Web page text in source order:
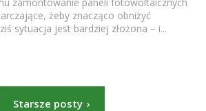
żeby znacząco obniżyć
sytuacja jest bardziej złożona – i...
Starsze posty